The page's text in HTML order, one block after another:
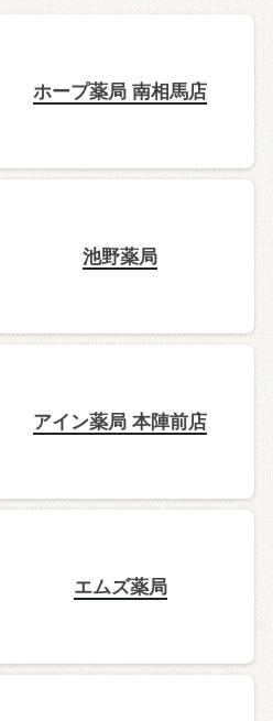
ホープ薬局 南相馬店
池野薬局
アイン薬局 本陣前店
エムズ薬局